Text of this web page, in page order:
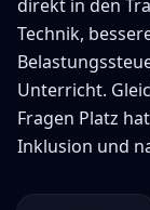
direkt in den
Technik,
Unterricht.
Fragen Platz
Inklusion und